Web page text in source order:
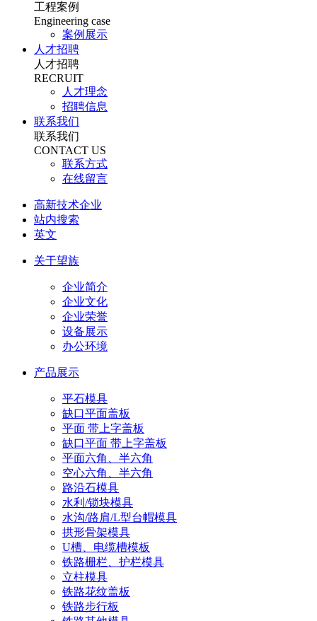
工程案例
Engineering case
案例展示
人才招聘
人才招聘
RECRUIT
人才理念
招聘信息
联系我们
联系我们
CONTACT US
联系方式
在线留言
高新技术企业
站内搜索
英文
关于望族
企业简介
企业文化
企业荣誉
设备展示
办公环境
产品展示
平石模具
缺口平面盖板
平面 带上字盖板
缺口平面 带上字盖板
平面六角、半六角
空心六角、半六角
路沿石模具
水利/锁块模具
水沟/路肩/L型台帽模具
拱形骨架模具
U槽、电缆槽模板
铁路栅栏、护栏模具
立柱模具
铁路花纹盖板
铁路步行板